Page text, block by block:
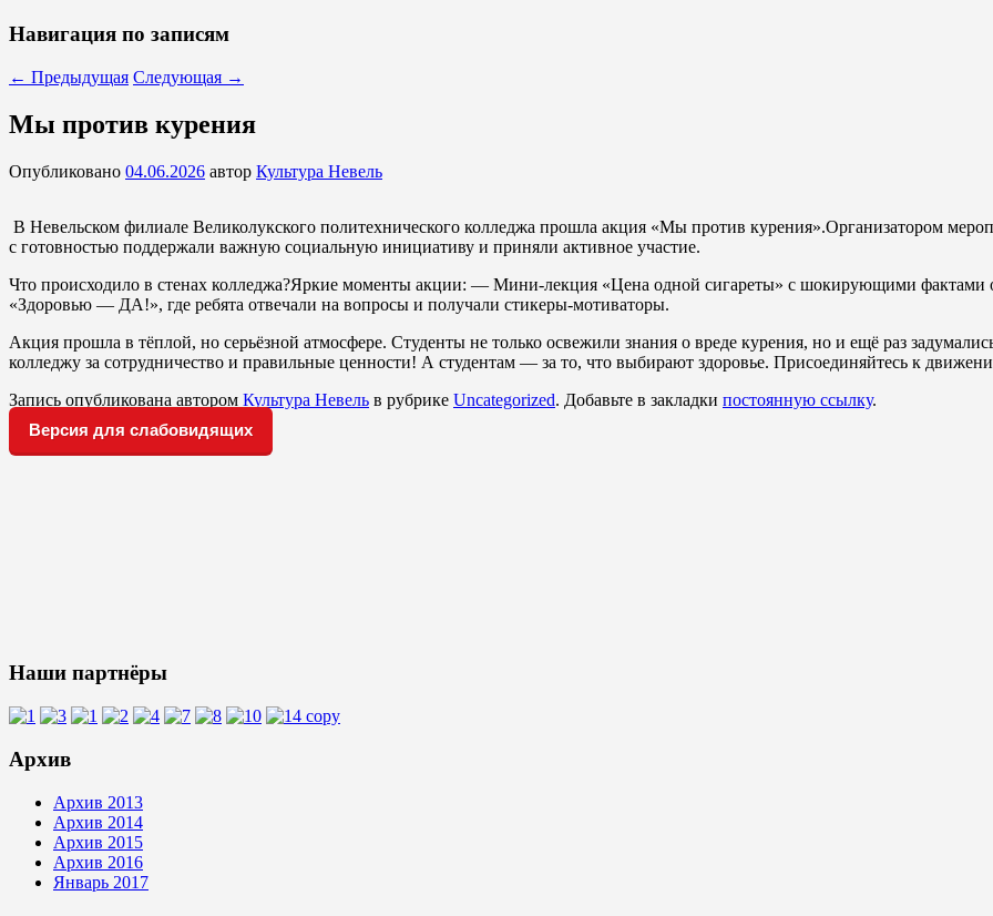
Навигация по записям
← Предыдущая Следующая →
Мы против курения
Опубликовано 04.06.2026 автор Культура Невель
В Невельском филиале Великолукского политехнического колледжа прошла акция «Мы против курения».Организатором
с готовностью поддержали важную социальную инициативу и приняли активное участие.
Что происходило в стенах колледжа?Яркие моменты акции: — Мини-лекция «Цена одной сигареты» с шокирующими фактами
«Здоровью — ДА!», где ребята отвечали на вопросы и получали стикеры-мотиваторы.
Акция прошла в тёплой, но серьёзной атмосфере. Студенты не только освежили знания о вреде курения, но и ещё раз
колледжу за сотрудничество и правильные ценности! А студентам — за то, что выбирают здоровье. Присоединяйтесь к
Запись опубликована автором Культура Невель в рубрике Uncategorized. Добавьте в закладки постоянную ссылку.
Версия для слабовидящих
Наши партнёры
Архив
Архив 2013
Архив 2014
Архив 2015
Архив 2016
Январь 2017